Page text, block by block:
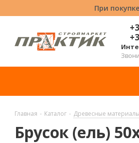
При
Главная - Каталог - Древесные материалы
Брусок (ель)